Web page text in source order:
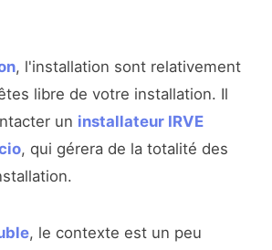
, l'installation sont relativement
libre de votre installation. Il
un installateur IRVE
, qui gérera de la totalité des
, le contexte est un peu